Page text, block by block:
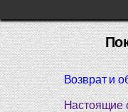
Возврат и
Настоящие